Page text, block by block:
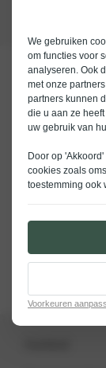
We gebruiken
om functies voor
analyseren. Ook
met onze
partners kunnen
die u aan ze
uw gebruik van
Door op
cookies zoals
toestemming ook
Voorkeuren
Schrijf je
E-